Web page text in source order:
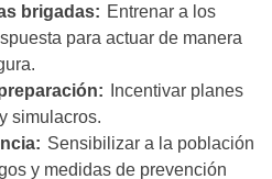
brigadas: Entrenar a los
para actuar de manera
Incentivar planes
y simulacros.
Sensibilizar a la población
y medidas de prevención